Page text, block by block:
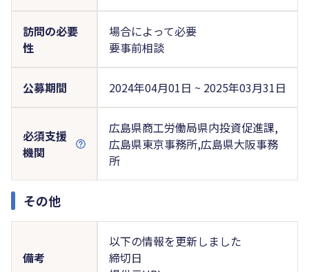
訪問の必要
性
場合によって必要
要事前相談
公募期間 2024年04月01日 ~ 2025年03月31日
必須支援
機関
広島県商工労働局県内投資促進課,
広島県東京事務所,広島県大阪事務
所
その他
備考
以下の情報を更新しました
締切日